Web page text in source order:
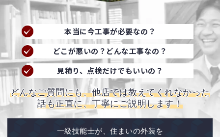
本当に今工事が必要なの？
どこが悪いの？どんな工事なの？
見積り、点検だけでもいいの？
どんなご質問にも、他店では教えてくれなかった
話も正直に、丁寧にご説明します！
一級技能士が、住まいの外装を